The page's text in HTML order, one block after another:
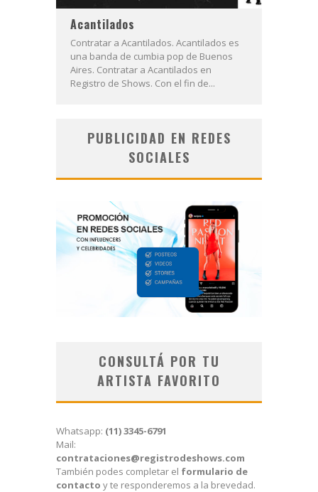
Acantilados
Contratar a Acantilados. Acantilados es
una banda de cumbia pop de Buenos
Aires. Contratar a Acantilados en
Registro de Shows. Con el fin de...
PUBLICIDAD EN REDES
SOCIALES
CONSULTÁ POR TU
ARTISTA FAVORITO
Whatsapp: (11) 3345-6791
Mail:
contrataciones@registrodeshows.com
También podes completar el formulario de
contacto y te responderemos a la brevedad.